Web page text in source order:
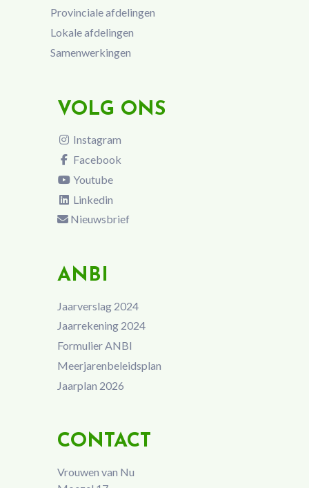
Provinciale afdelingen
Lokale afdelingen
Samenwerkingen
VOLG ONS
Instagram
Facebook
Youtube
Linkedin
Nieuwsbrief
ANBI
Jaarverslag 2024
Jaarrekening 2024
Formulier ANBI
Meerjarenbeleidsplan
Jaarplan 2026
CONTACT
Vrouwen van Nu